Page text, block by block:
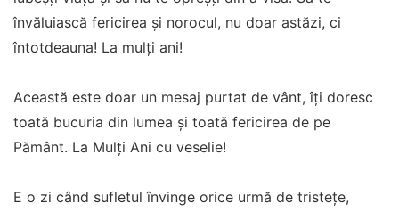
învăluiască fericirea și norocul, nu doar astăzi, ci
întotdeauna! La mulţi ani!
Această este doar un mesaj purtat de vânt, îți doresc
toată bucuria din lumea și toată fericirea de pe
Pământ. La Mulți Ani cu veselie!
E o zi când sufletul învinge orice urmă de tristețe,